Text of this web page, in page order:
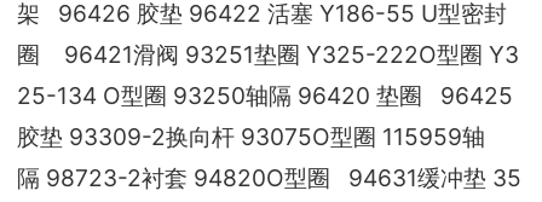
架 96426 胶垫 96422 活塞 Y186-55 U型密封
圈 96421滑阀 93251垫圈 Y325-222O型圈 Y3
25-134 O型圈 93250轴隔 96420 垫圈 96425
胶垫 93309-2换向杆 93075O型圈 115959轴
隔 98723-2衬套 94820O型圈 94631缓冲垫 35